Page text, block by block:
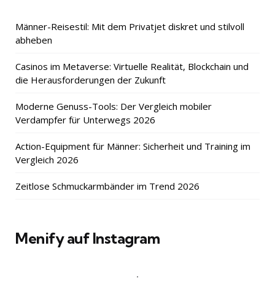
Männer-Reisestil: Mit dem Privatjet diskret und stilvoll
abheben
Casinos im Metaverse: Virtuelle Realität, Blockchain und
die Herausforderungen der Zukunft
Moderne Genuss-Tools: Der Vergleich mobiler
Verdampfer für Unterwegs 2026
Action-Equipment für Männer: Sicherheit und Training im
Vergleich 2026
Zeitlose Schmuckarmbänder im Trend 2026
Menify auf Instagram